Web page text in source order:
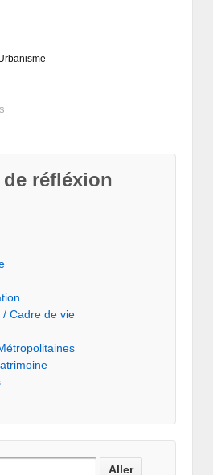
réfléxion
/ Cadre de vie